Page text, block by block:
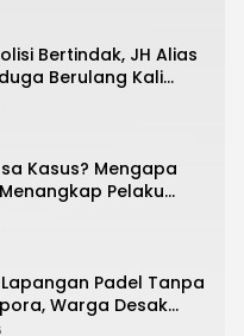
Bertindak, JH Alias
Berulang Kali
Motor Tanpa
Kasus? Mengapa
Pelaku
di Pancur Batu
Padel Tanpa
Warga Desak
Jakarta Barat